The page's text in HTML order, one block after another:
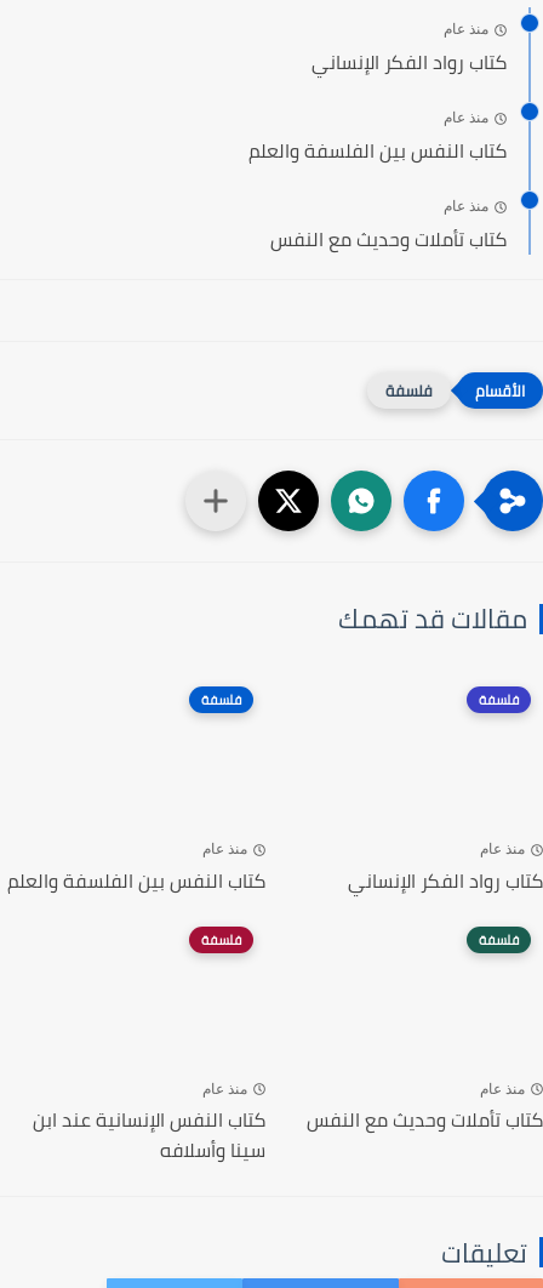
منذ عام
كتاب رواد الفكر الإنساني
منذ عام
كتاب النفس بين الفلسفة والعلم
منذ عام
كتاب تأملات وحديث مع النفس
فلسفة
مقالات قد تهمك
فلسفة
منذ عام
كتاب رواد الفكر الإنساني
فلسفة
منذ عام
كتاب النفس بين الفلسفة والعلم
فلسفة
منذ عام
كتاب تأملات وحديث مع النفس
فلسفة
منذ عام
كتاب النفس الإنسانية عند ابن
سينا وأسلافه
تعليقات